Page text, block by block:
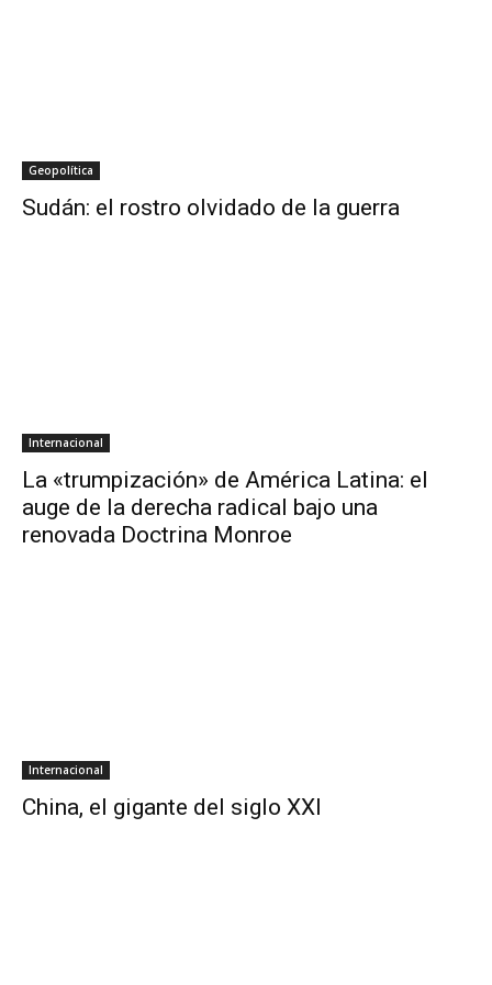
Geopolítica
Sudán: el rostro olvidado de la guerra
Internacional
La «trumpización» de América Latina: el
auge de la derecha radical bajo una
renovada Doctrina Monroe
Internacional
China, el gigante del siglo XXI